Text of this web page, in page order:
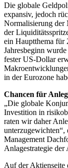
Die globale
expansiv, jedoch
Normalisierung der
der
ein Hauptthema für
Jahresbeginn
fester US-Dollar
in der Eurozone
Chancen für
„Die globale
Investition in
raten wir daher
unterzugewichten“,
Management
Anlagestrategie
Auf der Aktienseite